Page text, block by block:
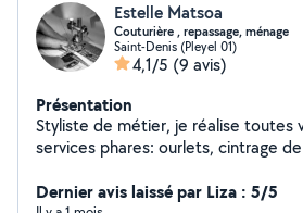
Estelle Matsoa
Couturière , repassage, ménage
Saint-Denis (Pleyel 01)
4,1/5 (9 avis)
Présentation
Styliste de métier, je réalise toutes
services phares: ourlets, cintrage
précision et rapidité . Créations sur
Dernier avis laissé par Liza : 5/5